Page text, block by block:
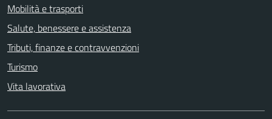
Mobilità e trasporti
Salute, benessere e assistenza
Tributi, finanze e contravvenzioni
Turismo
Vita lavorativa